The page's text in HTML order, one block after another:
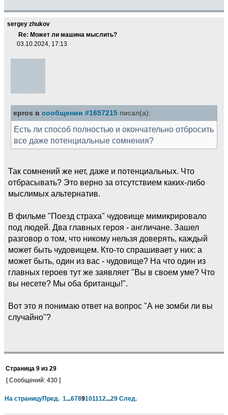
sergey zhukov
Re: Может ли машина мыслить?
03.10.2024, 17:13
epros в сообщении #1657215 писал(а):
Есть ли способ полностью и окончательно отбросить
все даже потенциальные сомнения?
Так сомнений же нет, даже и потенциальных. Что
отбрасывать? Это верно за отсутствием каких-либо
мыслимых альтернатив.
В фильме "Поезд страха" чудовище мимикрировало
под людей. Два главных героя - англичане. Зашел
разговор о том, что никому нельзя доверять, каждый
может быть чудовищем. Кто-то спрашивает у них: а
может быть, один из вас - чудовище? На что один из
главных героев тут же заявляет "Вы в своем уме? Что
вы несете? Мы оба британцы!".
Вот это я понимаю ответ на вопрос "А не зомби ли вы
случайно"?
Страница 9 из 29
[ Сообщений: 430 ]
На страницуПред. 1...6789101112...29 След.